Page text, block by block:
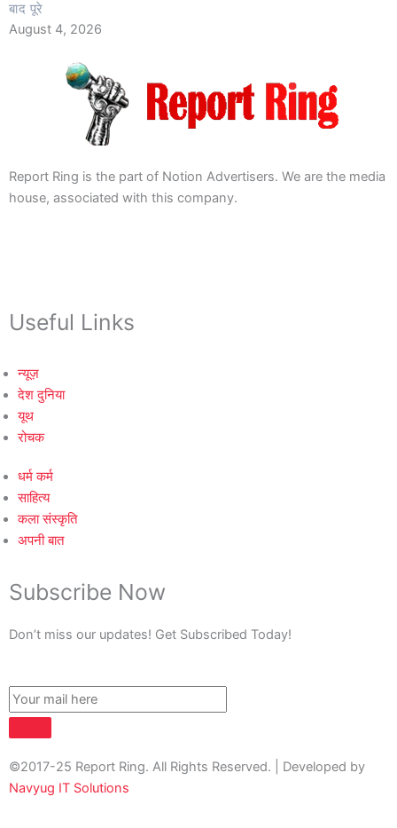
बाद पूरे
August 4, 2026
Report Ring is the part of Notion Advertisers. We are the media
house, associated with this company.
Useful Links
न्यूज़
देश दुनिया
यूथ
रोचक
धर्म कर्म
साहित्य
कला संस्कृति
अपनी बात
Subscribe Now
Don’t miss our updates! Get Subscribed Today!
©2017-25 Report Ring. All Rights Reserved. | Developed by
Navyug IT Solutions